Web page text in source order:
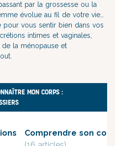
par la grossesse ou la
évolue au fil de votre vie…
vous sentir bien dans vos
intimes et vaginales,
la ménopause et
MON CORPS :
Comprendre son